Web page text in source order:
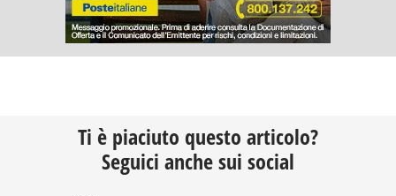
Ti è piaciuto questo articolo?
Seguici anche sui social